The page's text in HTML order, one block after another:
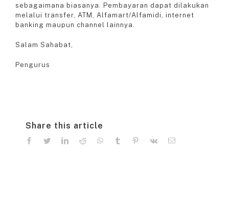
sebagaimana biasanya. Pembayaran dapat dilakukan
melalui transfer, ATM, Alfamart/Alfamidi, internet
banking maupun channel lainnya.
Salam Sahabat,
Pengurus
Share this article
facebooktwitter linkedinreddit whatsapp
tumblr pinterest